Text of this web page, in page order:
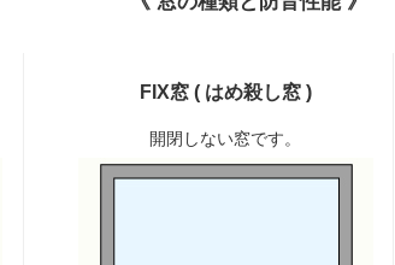
FIX窓 ( はめ殺し窓 )
開閉しない窓です。